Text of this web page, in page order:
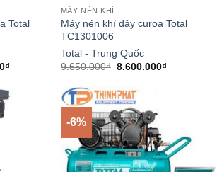
Total
₫Giá
là:
8.673.000₫.
MÁY NÉN KHÍ
Máy nén khí dây curoa Total
TC1301006
Total - Trung Quốc
9.650.000₫ Giá
là:
9.650.000₫.
8.600.000₫Giá
-6%